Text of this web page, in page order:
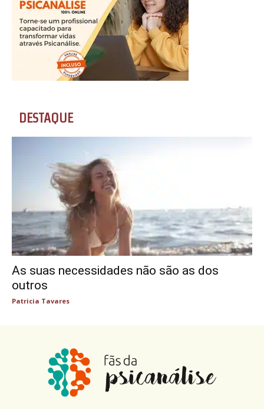
DESTAQUE
As suas necessidades não são as dos
outros
Patricia Tavares